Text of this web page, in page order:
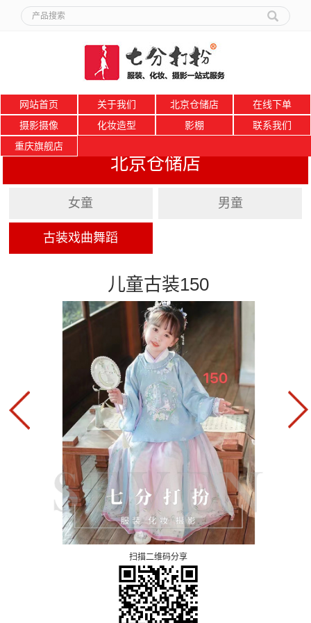
网站首页 关于我们 北京仓储店
在线下单
摄影摄像
化妆造型 影棚
联系我们
重庆旗舰店
北京仓储店
女童 男童
古装戏曲舞蹈
儿童古装150
扫描二维码分享